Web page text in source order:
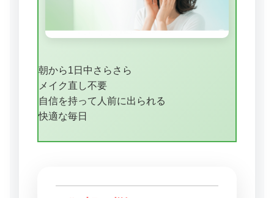
朝から1日中さらさら
メイク直し不要
自信を持って人前に出られる
快適な毎日